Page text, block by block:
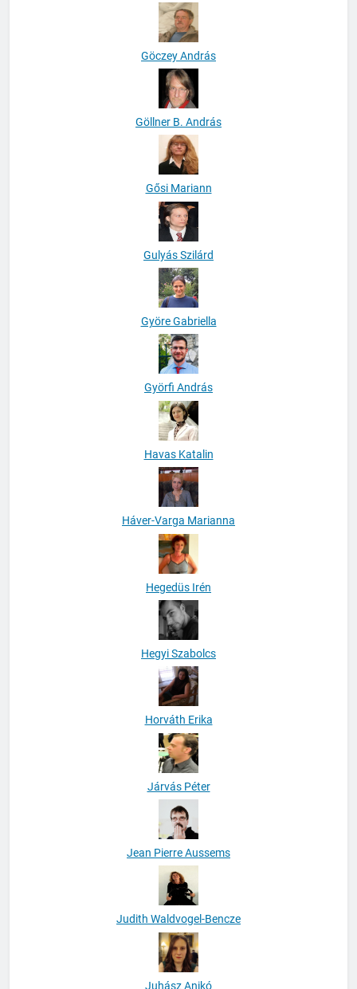
Göczey András
Göllner B. András
Gősi Mariann
Gulyás Szilárd
Györe Gabriella
Györfi András
Havas Katalin
Háver-Varga Marianna
Hegedüs Irén
Hegyi Szabolcs
Horváth Erika
Járvás Péter
Jean Pierre Aussems
Judith Waldvogel-Bencze
Juhász Anikó